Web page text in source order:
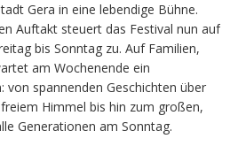
Gera in eine lebendige Bühne.
Auftakt steuert das Festival nun auf
bis Sonntag zu. Auf Familien,
am Wochenende ein
von spannenden Geschichten über
Himmel bis hin zum großen,
Generationen am Sonntag.